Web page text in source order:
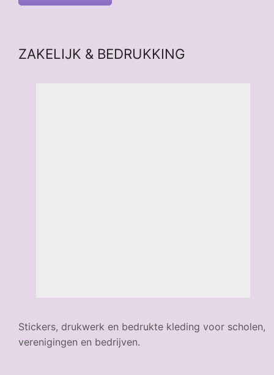
ZAKELIJK & BEDRUKKING
Stickers, drukwerk en bedrukte kleding voor scholen,
verenigingen en bedrijven.